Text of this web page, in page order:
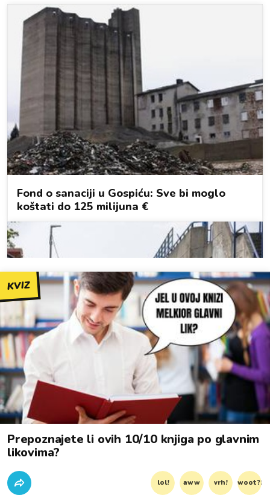
KVIZ
Prepoznajete li ovih 10/10 knjiga po glavnim
likovima?
lol! aww vrh! woot?!